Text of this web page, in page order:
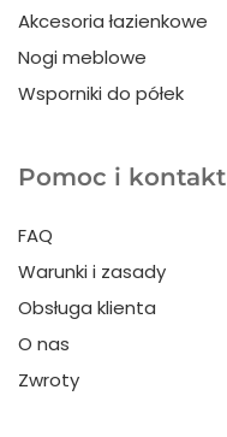
Akcesoria łazienkowe
Nogi meblowe
Wsporniki do półek
Pomoc i kontakt
FAQ
Warunki i zasady
Obsługa klienta
O nas
Zwroty